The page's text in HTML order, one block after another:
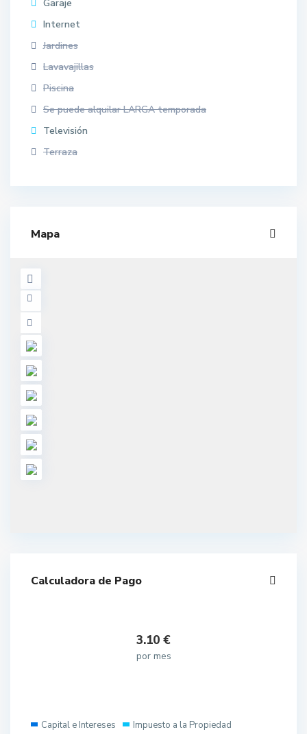
Garaje
Internet
Jardines
Lavavajillas
Piscina
Se puede alquilar LARGA temporada
Televisión
Terraza
Mapa
Calculadora de Pago
3.10 €
por mes
Capital e Intereses
Impuesto a la Propiedad